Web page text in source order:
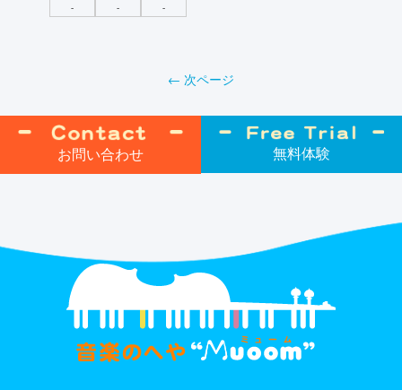
-
-
-
稿
ナ
シ
← 次ページ
お問い合わせ 無料体験